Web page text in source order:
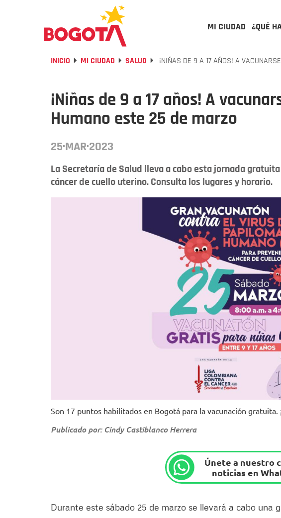
MI CIUDAD ¿QUÉ
INICIO MI CIUDAD SALUD ¡NIÑAS DE 9 A 17 AÑOS! A
¡Niñas de 9 a 17 años! A
Humano este 25 de marzo
25·MAR·2023
La Secretaría de Salud lleva a cabo esta jornada
cáncer de cuello uterino. Consulta los lugares y horario.
Son 17 puntos habilitados en Bogotá para la vacunación gratuita.
Publicado por: Cindy Castiblanco Herrera
Únete a nuestro
noticias en
Durante este sábado 25 de marzo se llevará a cabo una